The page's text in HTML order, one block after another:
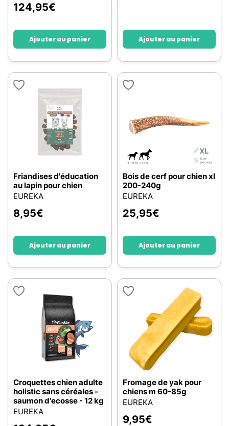
124,95€
Ajouter au panier Ajouter au panier
Friandises d'éducation
au lapin pour chien
EUREKA
8,95€
Ajouter au panier
Bois de cerf pour chien xl
200-240g
EUREKA
25,95€
Ajouter au panier
Croquettes chien adulte
holistic sans céréales -
saumon d'ecosse - 12 kg
EUREKA
Fromage de yak pour
chiens m 60-85g
EUREKA
9,95€